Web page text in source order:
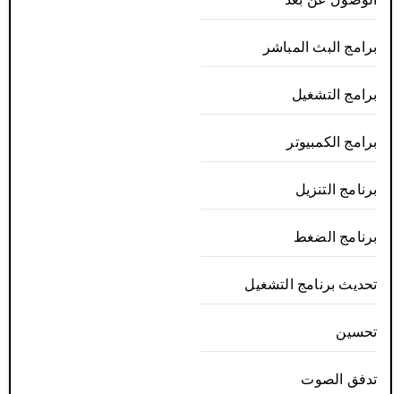
برامج البث المباشر
برامج التشغيل
برامج الكمبيوتر
برنامج التنزيل
برنامج الضغط
تحديث برنامج التشغيل
تحسين
تدفق الصوت